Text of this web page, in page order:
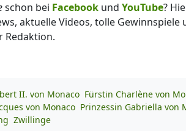
schon bei Facebook und YouTube?
aktuelle Videos, tolle Gewinnspiele
Redaktion.
II. von Monaco Fürstin Charlène von
von Monaco Prinzessin Gabriella von
Zwillinge